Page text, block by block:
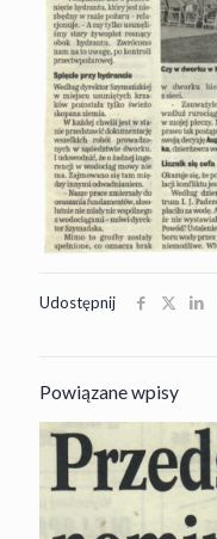
Udostępnij
Powiązane wpisy